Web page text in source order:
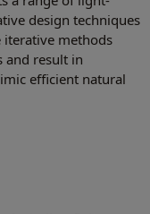
design techniques
iterative methods
and result in
efficient natural